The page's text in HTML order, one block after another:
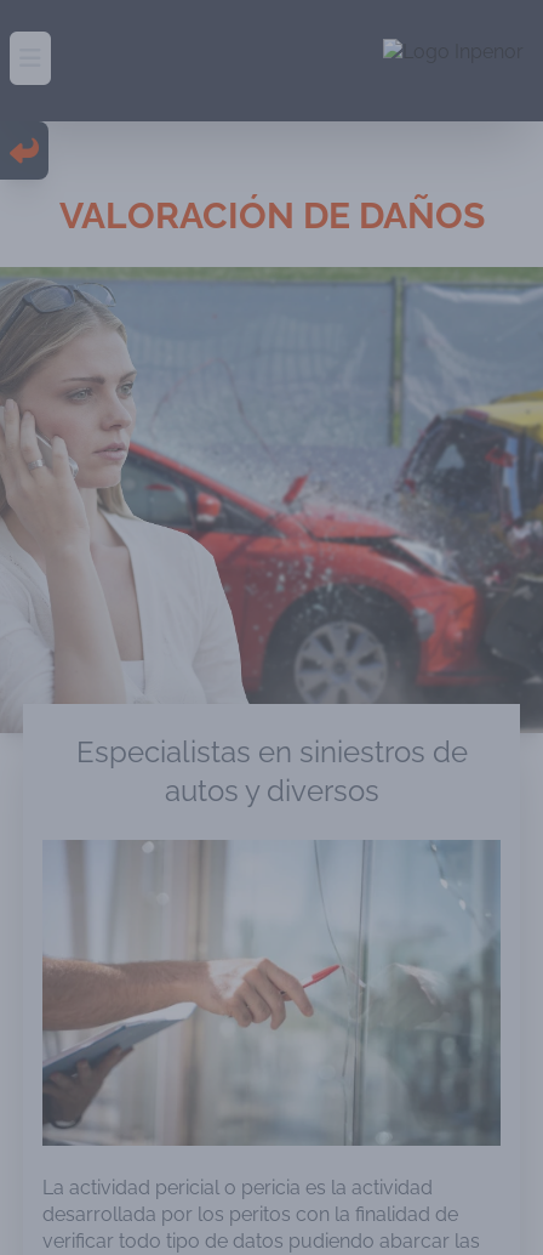
VALORACIÓN DE DAÑOS
Especialistas en siniestros de
autos y diversos
La actividad pericial o pericia es la actividad
desarrollada por los peritos con la finalidad de
verificar todo tipo de datos pudiendo abarcar las